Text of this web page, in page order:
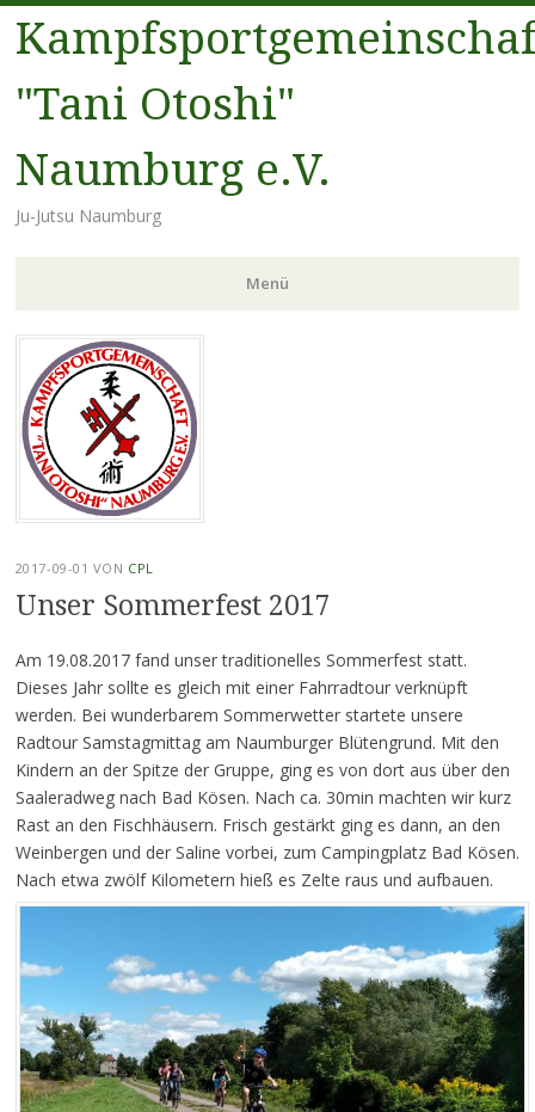
"Tani Otoshi"
Naumburg e.V.
Ju-Jutsu Naumburg
Menü
Zum
Inhalt
springen
2017-09-01 VON CPL
Unser Sommerfest 2017
Am 19.08.2017 fand unser traditionelles Sommerfest statt.
Dieses Jahr sollte es gleich mit einer Fahrradtour verknüpft
werden. Bei wunderbarem Sommerwetter startete unsere
Radtour Samstagmittag am Naumburger Blütengrund. Mit den
Kindern an der Spitze der Gruppe, ging es von dort aus über den
Saaleradweg nach Bad Kösen. Nach ca. 30min machten wir kurz
Rast an den Fischhäusern. Frisch gestärkt ging es dann, an den
Weinbergen und der Saline vorbei, zum Campingplatz Bad Kösen.
Nach etwa zwölf Kilometern hieß es Zelte raus und aufbauen.